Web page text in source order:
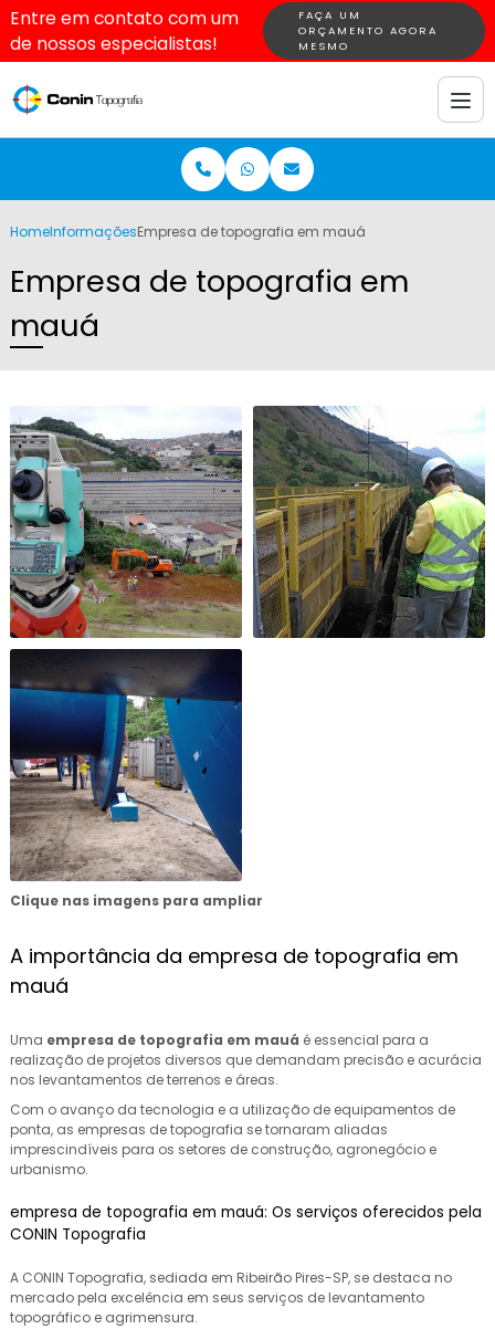
Entre em contato com um
de nossos especialistas!
FAÇA UM
ORÇAMENTO AGORA
MESMO
HomeInformaçõesEmpresa de topografia em mauá
Empresa de topografia em
mauá
Clique nas imagens para ampliar
A importância da empresa de topografia em
mauá
Uma empresa de topografia em mauá é essencial para a
realização de projetos diversos que demandam precisão e acurácia
nos levantamentos de terrenos e áreas.
Com o avanço da tecnologia e a utilização de equipamentos de
ponta, as empresas de topografia se tornaram aliadas
imprescindíveis para os setores de construção, agronegócio e
urbanismo.
empresa de topografia em mauá: Os serviços oferecidos pela
CONIN Topografia
A CONIN Topografia, sediada em Ribeirão Pires-SP, se destaca no
mercado pela excelência em seus serviços de levantamento
topográfico e agrimensura.